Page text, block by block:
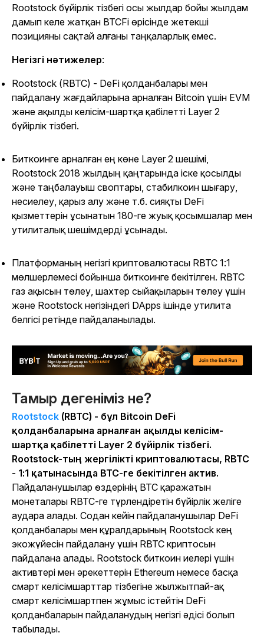
Rootstock бүйірлік тізбегі осы жылдар бойы жылдам
дамып келе жатқан BTCFi өрісінде жетекші
позицияны сақтай алғаны таңқаларлық емес.
Негізгі нәтижелер:
Rootstock (RBTC) - DeFi қолданбалары мен
пайдалану жағдайларына арналған Bitcoin үшін EVM
және ақылды келісім-шартқа қабілетті Layer 2
бүйірлік тізбегі.
Биткоинге арналған ең көне Layer 2 шешімі,
Rootstock 2018 жылдың қаңтарында іске қосылды
және таңбалауыш своптары, стабилкоин шығару,
несиелеу, қарыз алу және т.б. сияқты DeFi
қызметтерін ұсынатын 180-ге жуық қосымшалар мен
утилиталық шешімдерді ұсынады.
Платформаның негізгі криптовалютасы RBTC 1:1
мөлшерлемесі бойынша биткоинге бекітілген. RBTC
газ ақысын төлеу, шахтер сыйақыларын төлеу үшін
және Rootstock негізіндегі DApps ішінде утилита
белгісі ретінде пайдаланылады.
Тамыр дегеніміз не?
Rootstock (RBTC) - бұл Bitcoin DeFi
қолданбаларына арналған ақылды келісім-
шартқа қабілетті Layer 2 бүйірлік тізбегі.
Rootstock-тың жергілікті криптовалютасы, RBTC
- 1:1 қатынасында BTC-ге бекітілген актив.
Пайдаланушылар өздерінің BTC қаражатын
монеталары RBTC-ге түрлендіретін бүйірлік желіге
аудара алады. Содан кейін пайдаланушылар DeFi
қолданбалары мен құралдарының Rootstock кең
экожүйесін пайдалану үшін RBTC криптосын
пайдалана алады. Rootstock биткоин иелері үшін
активтері мен әрекеттерін Ethereum немесе басқа
смарт келісімшарттар тізбегіне жылжытпай-ақ
смарт келісімшартпен жұмыс істейтін DeFi
қолданбаларын пайдаланудың негізгі әдісі болып
табылады.